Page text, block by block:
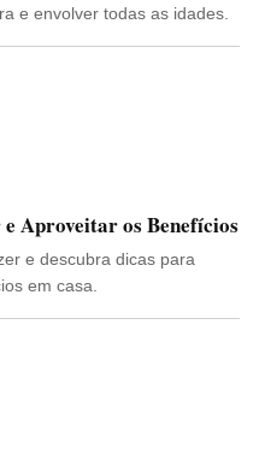
e envolver todas as idades.
Aproveitar os Benefícios
e descubra dicas para
em casa.